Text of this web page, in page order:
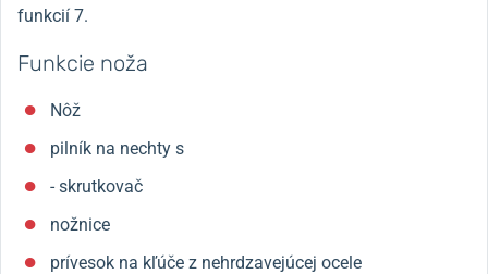
funkcií 7.
Funkcie noža
Nôž
pilník na nechty s
- skrutkovač
nožnice
prívesok na kľúče z nehrdzavejúcej ocele